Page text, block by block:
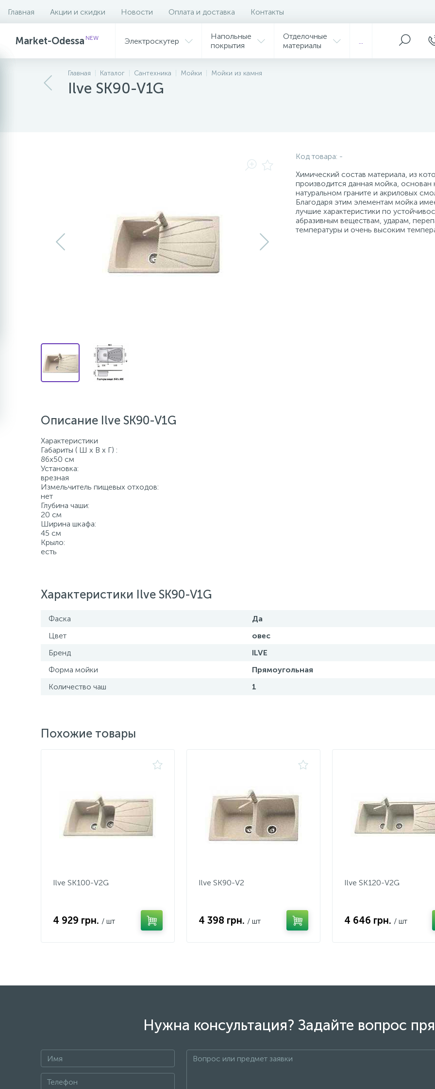
Главная Акции и скидки Новости Оплата и доставка Контакты
Market-Odessa NEW Электроскутер
Напольные
покрытия
Отделочные
материалы
Главная Каталог Сантехника Мойки Мойки из камня
Ilve SK90-V1G
Описание Характеристики
Код товара: -
Химический состав материала, из
производится данная мойка, основан
натуральном граните и акриловых
Благодаря этим элементам мойка
лучшие характеристики по
абразивным веществам, ударам,
температуры и очень высоким
Описание Ilve SK90-V1G
Характеристики
Габариты ( Ш х В х Г) :
86х50 см
Установка:
врезная
Измельчитель пищевых отходов:
нет
Глубина чаши:
20 см
Ширина шкафа:
45 см
Крыло:
есть
Характеристики Ilve SK90-V1G
Фаска
Да
Цвет
овес
Бренд
ILVE
Форма мойки
Прямоугольная
Количество чаш
1
Похожие товары
Ilve SK100-V2G
4 929 грн. / шт
Ilve SK90-V2
4 398 грн. / шт
Ilve SK120-V2G
4 646 грн. / шт
Нужна консультация? Задайте вопрос